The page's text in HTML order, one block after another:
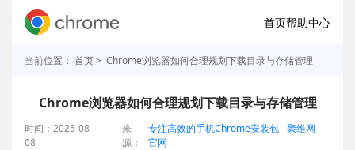
首页帮助中心
当前位置： 首页> Chrome浏览器如何合理规划下载目录与存储管理
Chrome浏览器如何合理规划下载目录与存储管理
时间：2025-08-
08
来
源：
专注高效的手机Chrome安装包 - 聚维网
官网